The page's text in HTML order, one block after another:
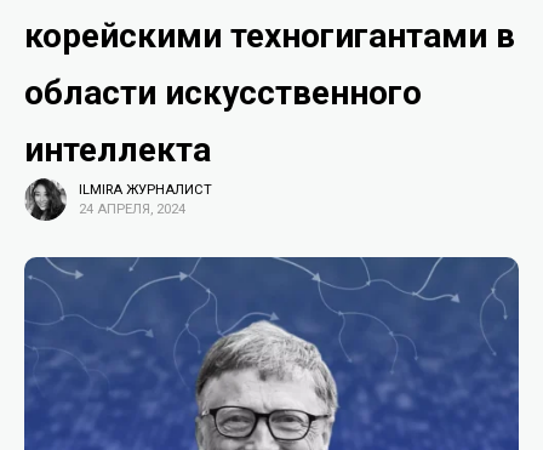
корейскими техногигантами в
области искусственного
интеллекта
ILMIRA ЖУРНАЛИСТ
24 АПРЕЛЯ, 2024